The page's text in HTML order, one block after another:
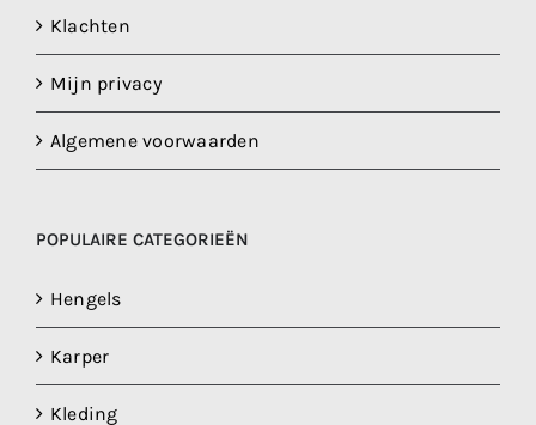
Klachten
Mijn privacy
Algemene voorwaarden
POPULAIRE CATEGORIEËN
Hengels
Karper
Kleding